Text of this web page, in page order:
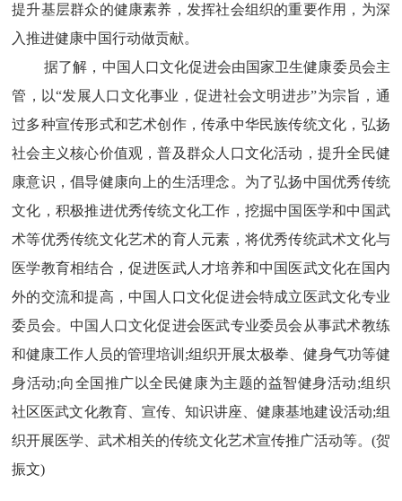
提升基层群众的健康素养，发挥社会组织的重要作用，为深
入推进健康中国行动做贡献。
据了解，中国人口文化促进会由国家卫生健康委员会主
管，以“发展人口文化事业，促进社会文明进步”为宗旨，通
过多种宣传形式和艺术创作，传承中华民族传统文化，弘扬
社会主义核心价值观，普及群众人口文化活动，提升全民健
康意识，倡导健康向上的生活理念。为了弘扬中国优秀传统
文化，积极推进优秀传统文化工作，挖掘中国医学和中国武
术等优秀传统文化艺术的育人元素，将优秀传统武术文化与
医学教育相结合，促进医武人才培养和中国医武文化在国内
外的交流和提高，中国人口文化促进会特成立医武文化专业
委员会。中国人口文化促进会医武专业委员会从事武术教练
和健康工作人员的管理培训;组织开展太极拳、健身气功等健
身活动;向全国推广以全民健康为主题的益智健身活动;组织
社区医武文化教育、宣传、知识讲座、健康基地建设活动;组
织开展医学、武术相关的传统文化艺术宣传推广活动等。(贺
振文)